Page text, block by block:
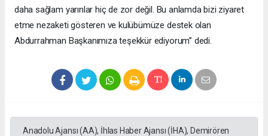
daha sağlam yarınlar hiç de zor değil. Bu anlamda bizi ziyaret
etme nezaketi gösteren ve kulübümüze destek olan
Abdurrahman Başkanımıza teşekkür ediyorum” dedi.
Anadolu Ajansı (AA), İhlas Haber Ajansı (İHA), Demirören